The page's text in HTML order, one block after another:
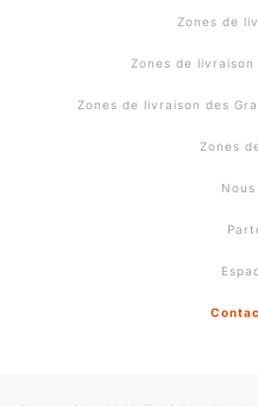
Zones de
Zones de livraison
Zones de livraison des
Zones